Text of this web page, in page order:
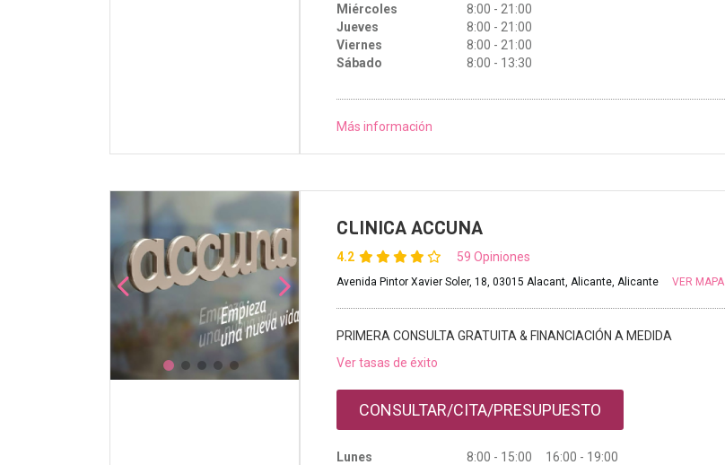
Miércoles
8:00 - 21:00
Jueves
8:00 - 21:00
Viernes
8:00 - 21:00
Sábado
8:00 - 13:30
Más información
CLINICA ACCUNA
4.2 59 Opiniones
Avenida Pintor Xavier Soler, 18, 03015 Alacant, Alicante, Alicante VER MAPA
PRIMERA CONSULTA GRATUITA & FINANCIACIÓN A MEDIDA
Ver tasas de éxito
CONSULTAR/CITA/PRESUPUESTO
Lunes
8:00 - 15:00 16:00 - 19:00